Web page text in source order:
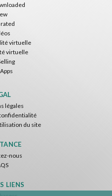
virtuelle
virtuelle
légales
du site
nous
LIENS